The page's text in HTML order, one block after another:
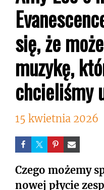
się, że
muzykę,
chcieliśmy
15 kwietnia 2026
Czego możemy
nowej płycie